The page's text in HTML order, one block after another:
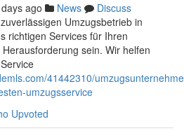
ago News
Discuss
Umzugsbetrieb in
richtigen Services für Ihren
sein. Wir helfen
41442310/
umzugsservice
Upvoted